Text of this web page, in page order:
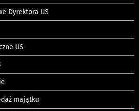
Dyrektora US
US
majątku